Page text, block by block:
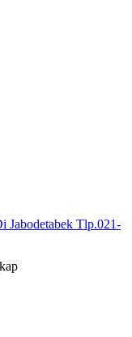
Jabodetabek Tlp.021-